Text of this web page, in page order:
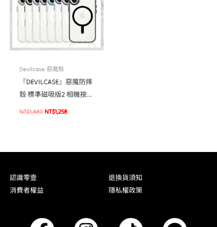
Devilcase 惡魔殼
『DEVILCASE』惡魔防摔
殼 標準磁吸版2 相機按鍵
版 For iPhone 16/16 Plus
NT$1,480 NT$1,258
認識零壹
退換貨須知
消費者權益
隱私權政策